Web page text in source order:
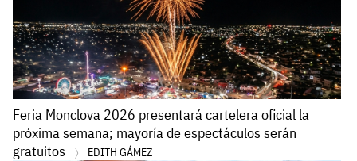
Feria Monclova 2026 presentará cartelera oficial la
próxima semana; mayoría de espectáculos serán
gratuitos
EDITH GÁMEZ